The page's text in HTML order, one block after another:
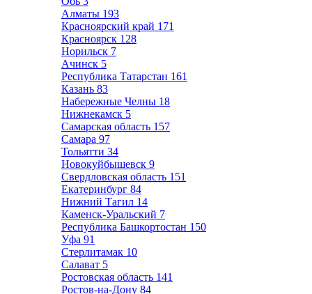
Алматы 193
Красноярский край 171
Красноярск 128
Норильск 7
Ачинск 5
Республика Татарстан 161
Казань 83
Набережные Челны 18
Нижнекамск 5
Самарская область 157
Самара 97
Тольятти 34
Новокуйбышевск 9
Свердловская область 151
Екатеринбург 84
Нижний Тагил 14
Каменск-Уральский 7
Республика Башкортостан 150
Уфа 91
Стерлитамак 10
Салават 5
Ростовская область 141
Ростов-на-Дону 84